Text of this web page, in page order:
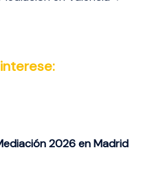
2026 en Madrid